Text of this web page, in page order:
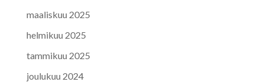
maaliskuu 2025
helmikuu 2025
tammikuu 2025
joulukuu 2024